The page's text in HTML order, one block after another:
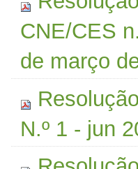
CNE/CES
de março
N.º 1 - jun